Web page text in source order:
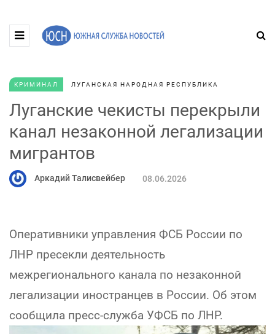
КРИМИНАЛ ЛУГАНСКАЯ НАРОДНАЯ РЕСПУБЛИКА
Луганские чекисты перекрыли
канал незаконной легализации
мигрантов
Аркадий Талисвейбер 08.06.2026
Оперативники управления ФСБ России по
ЛНР пресекли деятельность
межрегионального канала по незаконной
легализации иностранцев в России. Об этом
сообщила пресс-служба УФСБ по ЛНР.